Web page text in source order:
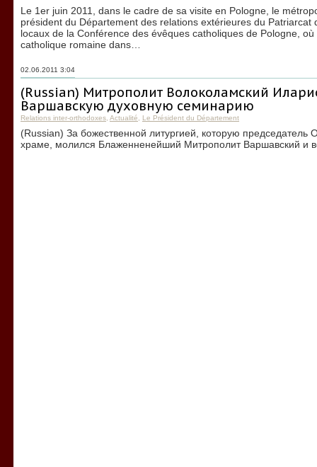
Le 1er juin 2011, dans le cadre de sa visite en Pologne, le
président du Département des relations extérieures du Patriarcat
locaux de la Conférence des évêques catholiques de Pologne,
catholique romaine dans…
02.06.2011 3:04
(Russian) Митрополит Волоколамский
Варшавскую духовную семинарию
Relations inter-orthodoxes Actualité Le Président du Département
(Russian) За божественной литургией, которую
храме, молился Блаженненейший Митрополит Варшавский и